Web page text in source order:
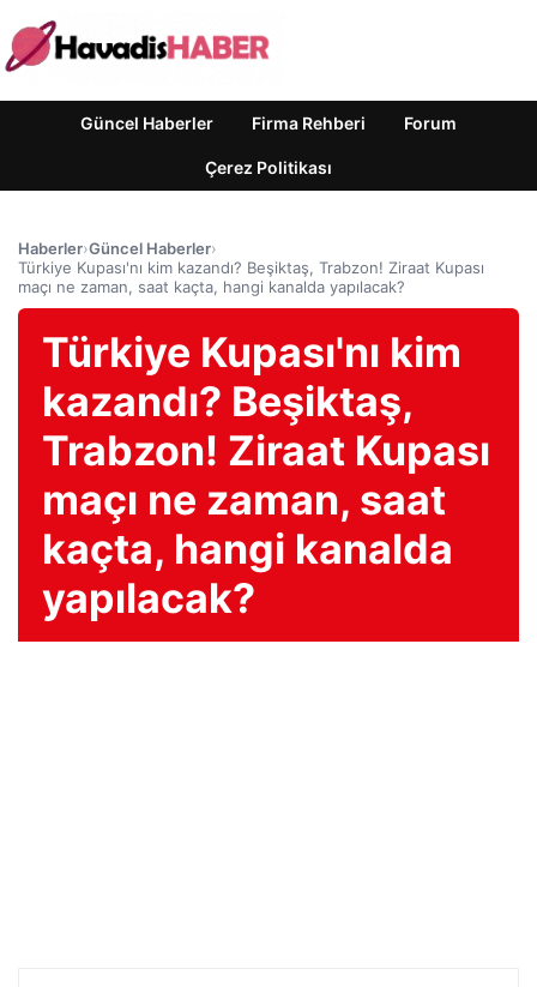
Güncel Haberler Firma Rehberi Forum
Çerez Politikası
Haberler›Güncel Haberler›
Türkiye Kupası'nı kim kazandı? Beşiktaş, Trabzon! Ziraat Kupası
maçı ne zaman, saat kaçta, hangi kanalda yapılacak?
Türkiye Kupası'nı kim
kazandı? Beşiktaş,
Trabzon! Ziraat Kupası
maçı ne zaman, saat
kaçta, hangi kanalda
yapılacak?